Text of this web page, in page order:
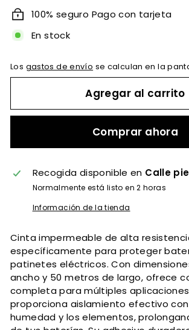
100% seguro Pago con tarjeta
En stock
Los gastos de envío se calculan en la
Agregar al carrito
Comprar ahora
Recogida disponible en Calle
Normalmente está listo en 2 horas
Información de la tienda
Cinta impermeable de alta
específicamente para proteger
patinetes eléctricos. Con
ancho y 50 metros de largo, ofrece
completa para múltiples
proporciona aislamiento efectivo
humedad y los elementos,